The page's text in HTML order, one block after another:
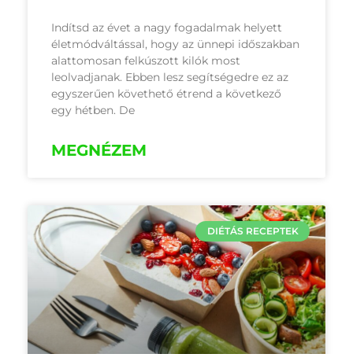
Indítsd az évet a nagy fogadalmak helyett
életmódváltással, hogy az ünnepi időszakban
alattomosan felkúszott kilók most
leolvadjanak. Ebben lesz segítségedre ez az
egyszerűen követhető étrend a következő
egy hétben. De
MEGNÉZEM
DIÉTÁS RECEPTEK